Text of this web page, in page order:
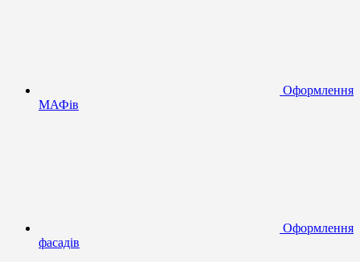
Оформлення
МАФів
Оформлення
фасадів